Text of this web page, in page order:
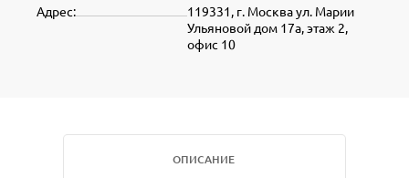
119331, г. Москва ул. Марии
Ульяновой дом 17а, этаж 2,
офис 10
Адрес:
ОПИСАНИЕ